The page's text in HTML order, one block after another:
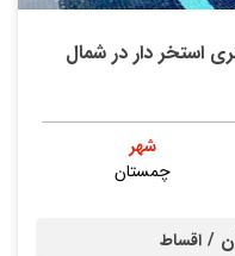
شهر
چمستان
اقساط